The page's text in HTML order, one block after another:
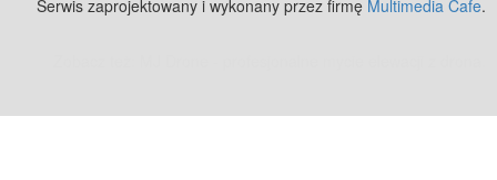
Serwis zaprojektowany i wykonany przez firmę Multimedia Cafe.